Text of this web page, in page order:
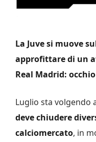
La Juve si muove
approfittare di un
Real Madrid:
Luglio sta volgendo
deve chiudere
calciomercato, in